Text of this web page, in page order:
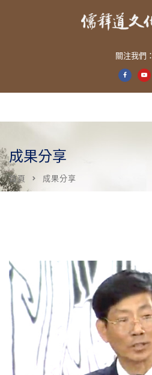
關注我們：
成果分享
首頁 成果分享